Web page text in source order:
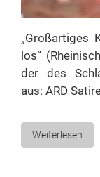
„Groß­ar­ti­ges
los“
der des
aus: ARD
Weiterlesen